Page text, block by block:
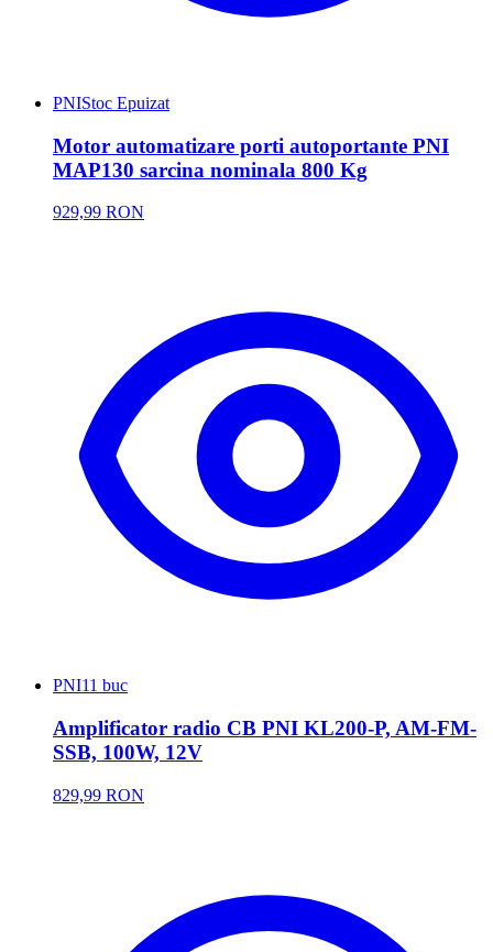
PNIStoc Epuizat
Motor automatizare porti autoportante PNI
MAP130 sarcina nominala 800 Kg
929,99 RON
PNI11 buc
Amplificator radio CB PNI KL200-P, AM-FM-
SSB, 100W, 12V
829,99 RON